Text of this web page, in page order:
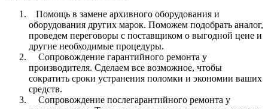
Помощь в замене архивного оборудования и
оборудования других марок. Поможем подобрать аналог,
проведем переговоры с поставщиком о выгодной цене и
другие необходимые процедуры.
Сопровождение гарантийного ремонта у
производителя. Сделаем все возможное, чтобы
сократить сроки устранения поломки и экономии ваших
средств.
Сопровождение послегарантийного ремонта у